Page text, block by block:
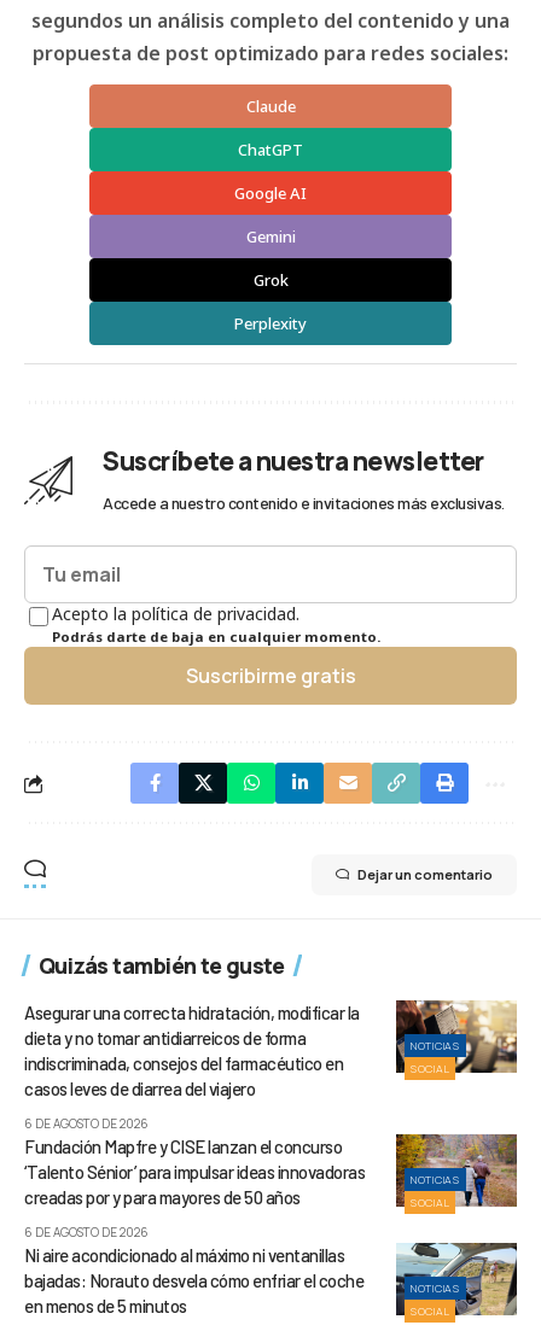
segundos un análisis completo del contenido y una
propuesta de post optimizado para redes sociales:
Claude
ChatGPT
Google AI
Gemini
Grok
Perplexity
Suscríbete a nuestra newsletter
Accede a nuestro contenido e invitaciones más exclusivas.
Acepto la política de privacidad.
Podrás darte de baja en cualquier momento.
Suscribirme gratis
Dejar un comentario
Quizás también te guste
NOTICIAS
SOCIAL
Asegurar una correcta hidratación, modificar la
dieta y no tomar antidiarreicos de forma
indiscriminada, consejos del farmacéutico en
casos leves de diarrea del viajero
6 DE AGOSTO DE 2026
NOTICIAS
SOCIAL
Fundación Mapfre y CISE lanzan el concurso
‘Talento Sénior’ para impulsar ideas innovadoras
creadas por y para mayores de 50 años
6 DE AGOSTO DE 2026
NOTICIAS
SOCIAL
Ni aire acondicionado al máximo ni ventanillas
bajadas: Norauto desvela cómo enfriar el coche
en menos de 5 minutos